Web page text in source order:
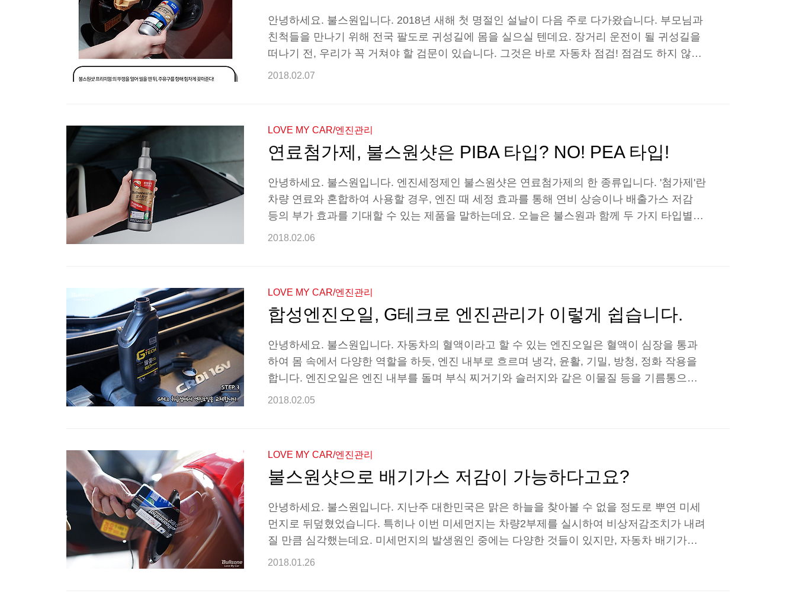
안녕하세요. 불스원입니다. 2018년 새해 첫 명절인 설날이 다음 주로 다가왔습니다. 부모님과
친척들을 만나기 위해 전국 팔도로 귀성길에 몸을 실으실 텐데요. 장거리 운전이 될 귀성길을
떠나기 전, 우리가 꼭 거쳐야 할 검문이 있습니다. 그것은 바로 자동차 점검! 점검도 하지 않고
귀성길에 올랐다가 자동차에 이상이라도 생기면 여간 피곤하고 골치 아픈 일이 아닐 수가 없
볼까요? ▶ 불스원샷이 필요한 순간! 얼마 전부터 자동차 엔진 떨림이..
2018.02.07
LOVE MY CAR/엔진관리
연료첨가제, 불스원샷은 PIBA 타입? NO! PEA 타입!
안녕하세요. 불스원입니다. 엔진세정제인 불스원샷은 연료첨가제의 한 종류입니다. '첨가제'란
차량 연료와 혼합하여 사용할 경우, 엔진 때 세정 효과를 통해 연비 상승이나 배출가스 저감
등의 부가 효과를 기대할 수 있는 제품을 말하는데요. 오늘은 불스원과 함께 두 가지 타입별
장단점과 불스원샷(휘발유 제품)은 어떤 타입의 청정제인지 알아보도록 해요! * PIBA? PEA?
PEA는 엔진 때 제거에 필요한 강력..
2018.02.06
LOVE MY CAR/엔진관리
합성엔진오일, G테크로 엔진관리가 이렇게 쉽습니다.
안녕하세요. 불스원입니다. 자동차의 혈액이라고 할 수 있는 엔진오일은 혈액이 심장을 통과
하여 몸 속에서 다양한 역할을 하듯, 엔진 내부로 흐르며 냉각, 윤활, 기밀, 방청, 정화 작용을
합니다. 엔진오일은 엔진 내부를 돌며 부식 찌거기와 슬러지와 같은 이물질 등을 기름통으로
운반하는 역할을 하는데요. 엔진 내부를 지속해서 순환하며 오염물로 인해 엔진오일은 점점
진관리하기 STEP 1 - 내 엔진오일 상태 확인하기 통상적으로 엔진오일은 7,0..
2018.02.05
LOVE MY CAR/엔진관리
불스원샷으로 배기가스 저감이 가능하다고요?
안녕하세요. 불스원입니다. 지난주 대한민국은 맑은 하늘을 찾아볼 수 없을 정도로 뿌연 미세
먼지로 뒤덮혔었습니다. 특히나 이번 미세먼지는 차량2부제를 실시하여 비상저감조치가 내려
질 만큼 심각했는데요. 미세먼지의 발생원인 중에는 다양한 것들이 있지만, 자동차 배기가스
와 도로 주행과정에서 발생하는 먼지에서도 발생됩니다. 자동차의 배기가스는 엔진의 압축,
2018.01.26